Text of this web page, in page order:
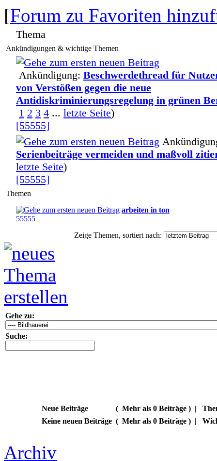
[Forum zu Favoriten
Thema
Ankündigungen & wichtige Themen
Ankündigung: Beschwerdethread für
von Verstößen gegen die neue
Antidiskriminierungsregelung in grünen
1 2 3 4 ... letzte Seite)
[55555]
Serienbeiträge vermeiden und maßvoll
letzte Seite)
[55555]
Themen
arbeiten in ton
55555
Zeige Themen, sortiert nach:
Gehe zu:
Suche:
Neue Beiträge ( Mehr als 0 Beiträge ) |
Keine neuen Beiträge ( Mehr als 0 Beiträge ) |
Archiv